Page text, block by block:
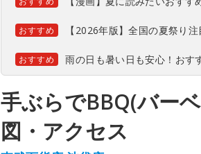
おすすめ 【2026年版】全国の夏祭り
おすすめ 雨の日も暑い日も安心！おす
手ぶらでBBQ(バー
図・アクセス